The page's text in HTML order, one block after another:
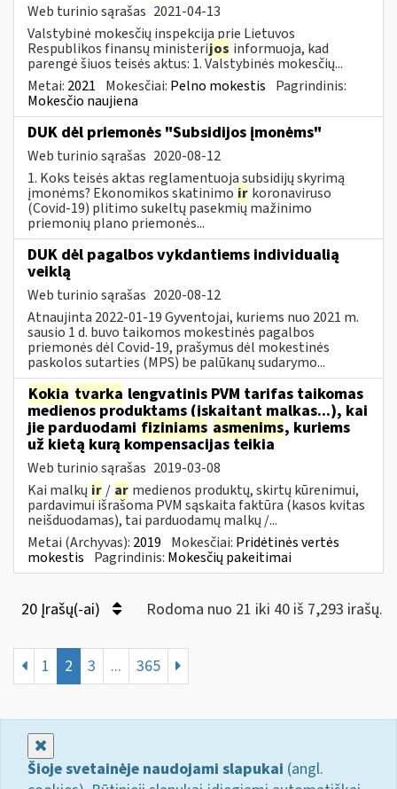
Web turinio sąrašas 2021-04-13
Valstybinė mokesčių inspekcija prie Lietuvos
Respublikos finansų ministerijos informuoja, kad
parengė šiuos teisės aktus: 1. Valstybinės mokesčių...
Metai: 2021 Mokesčiai: Pelno mokestis Pagrindinis:
Mokesčio naujiena
DUK dėl priemonės "Subsidijos įmonėms"
Web turinio sąrašas 2020-08-12
1. Koks teisės aktas reglamentuoja subsidijų skyrimą
įmonėms? Ekonomikos skatinimo ir koronaviruso
(Covid-19) plitimo sukeltų pasekmių mažinimo
priemonių plano priemonės...
DUK dėl pagalbos vykdantiems individualią
veiklą
Web turinio sąrašas 2020-08-12
Atnaujinta 2022-01-19 Gyventojai, kuriems nuo 2021 m.
sausio 1 d. buvo taikomos mokestinės pagalbos
priemonės dėl Covid-19, prašymus dėl mokestinės
paskolos sutarties (MPS) be palūkanų sudarymo...
Kokia tvarka lengvatinis PVM tarifas taikomas
medienos produktams (įskaitant malkas...), kai
jie parduodami fiziniams asmenims, kuriems
už kietą kurą kompensacijas teikia
Web turinio sąrašas 2019-03-08
Kai malkų ir / ar medienos produktų, skirtų kūrenimui,
pardavimui išrašoma PVM sąskaita faktūra (kasos kvitas
neišduodamas), tai parduodamų malkų /...
Metai (Archyvas): 2019 Mokesčiai: Pridėtinės vertės
mokestis Pagrindinis: Mokesčių pakeitimai
20 Įrašų(-ai) Rodoma nuo 21 iki 40 iš 7,293 irašų.
1 2 3 ... 365
Šioje svetainėje naudojami slapukai (angl.